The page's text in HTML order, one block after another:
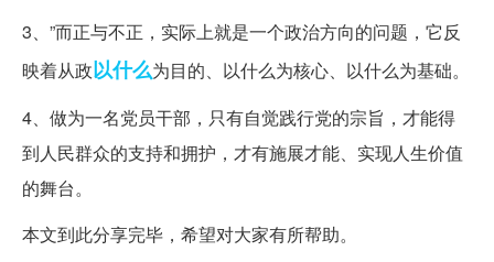
3、”而正与不正，实际上就是一个政治方向的问题，它反
映着从政以什么为目的、以什么为核心、以什么为基础。
4、做为一名党员干部，只有自觉践行党的宗旨，才能得
到人民群众的支持和拥护，才有施展才能、实现人生价值
的舞台。
本文到此分享完毕，希望对大家有所帮助。